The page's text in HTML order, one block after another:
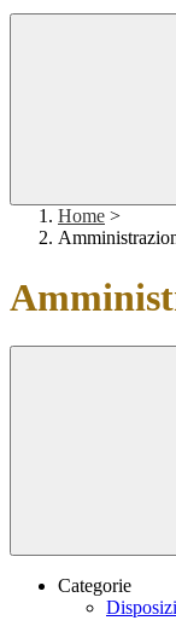
Home >
Categorie